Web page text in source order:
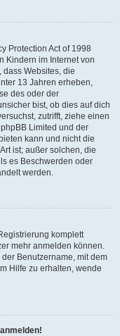
Protection Act of 1998
Kindern im Internet von
dass Websites, die
13 Jahren erheben,
des oder der
bist, ob dies auf dich
zutrifft, ziehe einen
Limited und der
kann und nicht die
ist; außer solchen, die
es Beschwerden oder
werden.
komplett
mehr anmelden können.
Benutzername, mit dem
Hilfe zu erhalten, wende